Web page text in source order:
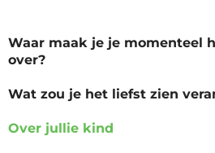
Waar maak je je momenteel
over?
Wat zou je het liefst zien
Over jullie kind